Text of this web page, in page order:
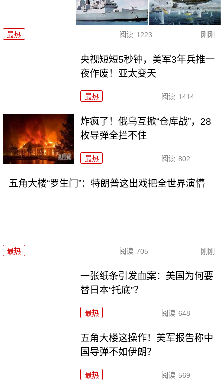
最热 阅读 1223 刚刚
央视短短5秒钟，美军3年兵推一
夜作废！亚太变天
最热 阅读 1414
炸疯了！俄乌互掀“仓库战”，28
枚导弹全拦不住
最热 阅读 802
五角大楼“罗生门”：特朗普这出戏把全世界演懵
最热 阅读 705 刚刚
一张纸条引发血案：美国为何要
替日本“托底”？
最热 阅读 648
五角大楼这操作！美军报告称中
国导弹不如伊朗？
最热 阅读 569